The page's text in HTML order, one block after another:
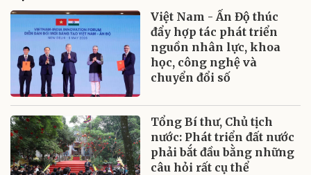
Việt Nam - Ấn Độ thúc
đẩy hợp tác phát triển
nguồn nhân lực, khoa
học, công nghệ và
chuyển đổi số
Tổng Bí thư, Chủ tịch
nước: Phát triển đất nước
phải bắt đầu bằng những
câu hỏi rất cụ thể